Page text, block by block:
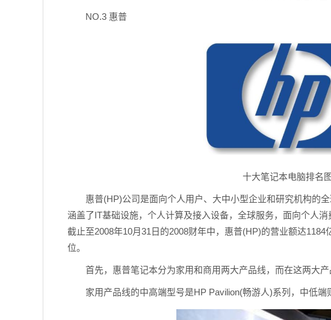
NO.3 惠普
十大笔记本电脑排名
惠普(HP)公司是面向个人用户、大中小型企业和研究机构的
涵盖了IT基础设施，个人计算及接入设备，全球服务，面向个人
截止至2008年10月31日的2008财年中，惠普(HP)的营业额达
位。
首先，惠普笔记本分为家用和商用两大产品线，而在这两大
家用产品线的中高端型号是HP Pavilion(畅游人)系列，中低端